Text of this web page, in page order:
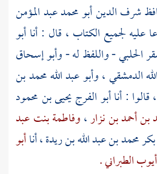
شرف الدين أبو محمد عبد المؤمن
عليه لجميع الكتاب ، قال : أناأبو
الحلبي- واللفظ له -وأبو إسحاق
الدمشقي،وأبو عبد الله محمد بن
، قالوا : أناأبو الفرج يحيى بن محمود
بن أحمد بن نزار،وفاطمة بنت عبد
محمد بن عبد الله بن ريدة، أناأبو
الطبراني .